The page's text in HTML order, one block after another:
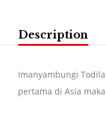
Description
Imanyambungi
pertama di Asia